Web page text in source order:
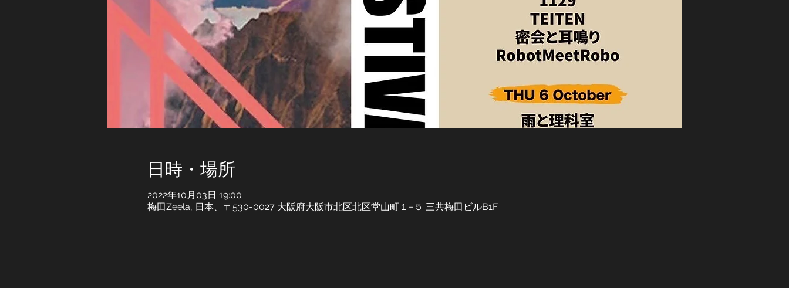
日時・場所
2022年10月03日 19:00
梅田Zeela, 日本、〒530-0027 大阪府大阪市北区北区堂山町１−５ 三共梅田ビルB1F